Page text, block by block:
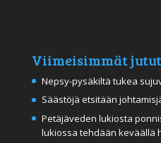
Viimeisimmät jutut
Nepsy-pysäkiltä tukea
Säästöjä etsitään
Petäjäveden lukiosta
lukiossa tehdään keväällä